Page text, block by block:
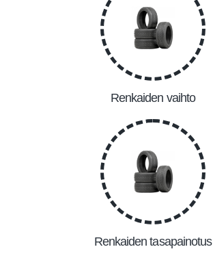
Renkaiden vaihto
Renkaiden tasapainotus